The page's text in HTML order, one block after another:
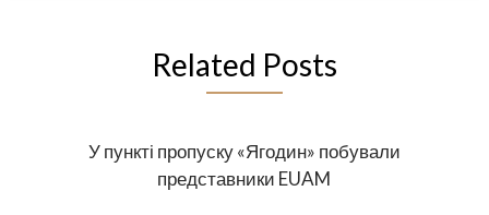
Related Posts
У пункті пропуску «Ягодин» побували
представники EUAM